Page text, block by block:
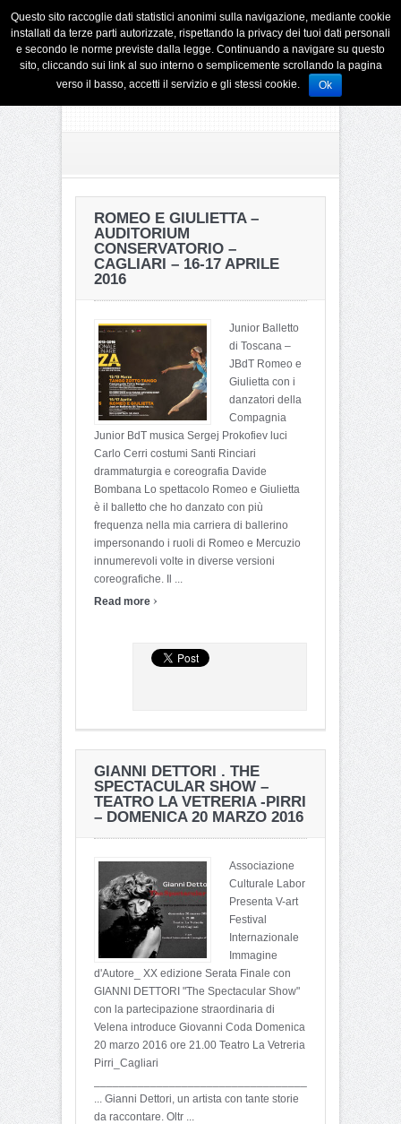
ROMEO E GIULIETTA –
AUDITORIUM
CONSERVATORIO –
CAGLIARI – 16-17 APRILE
2016
Junior Balletto
di Toscana –
JBdT Romeo e
Giulietta con i
danzatori della
Compagnia
Junior BdT musica Sergej Prokofiev luci
Carlo Cerri costumi Santi Rinciari
drammaturgia e coreografia Davide
Bombana Lo spettacolo Romeo e Giulietta
è il balletto che ho danzato con più
frequenza nella mia carriera di ballerino
impersonando i ruoli di Romeo e Mercuzio
innumerevoli volte in diverse versioni
coreografiche. Il ...
Read more ›
GIANNI DETTORI . THE
SPECTACULAR SHOW –
TEATRO LA VETRERIA -PIRRI
– DOMENICA 20 MARZO 2016
Associazione
Culturale Labor
Presenta V-art
Festival
Internazionale
Immagine
d'Autore_ XX edizione Serata Finale con
GIANNI DETTORI "The Spectacular Show"
con la partecipazione straordinaria di
Velena introduce Giovanni Coda Domenica
20 marzo 2016 ore 21.00 Teatro La Vetreria
Pirri_Cagliari
... Gianni Dettori, un artista con tante storie
da raccontare. Oltr ...
Questo sito raccoglie dati statistici anonimi sulla navigazione, mediante cookie
installati da terze parti autorizzate, rispettando la privacy dei tuoi dati personali
e secondo le norme previste dalla legge. Continuando a navigare su questo
sito, cliccando sui link al suo interno o semplicemente scrollando la pagina
verso il basso, accetti il servizio e gli stessi cookie.
Ok